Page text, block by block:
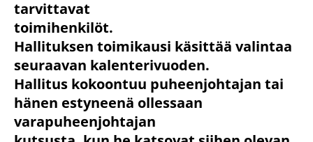
tarvittavat
toimihenkilöt.
Hallituksen toimikausi käsittää valintaa
seuraavan kalenterivuoden.
Hallitus kokoontuu puheenjohtajan tai
hänen estyneenä ollessaan
varapuheenjohtajan